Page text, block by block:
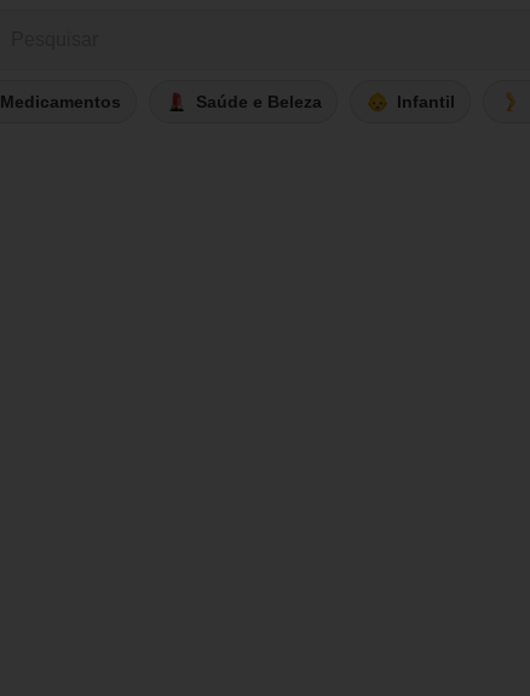
Medicamentos Saúde e Beleza Infantil